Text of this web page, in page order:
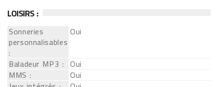
LOISIRS :
Sonneries
personnalisables
:
Oui
Baladeur MP3 : Oui
MMS :
Oui